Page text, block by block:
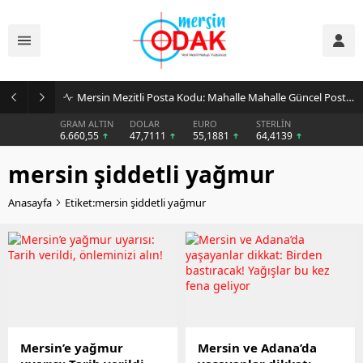
Mersin Mezitli Posta Kodu: Mahalle Mahalle Güncel Posta Kodu Rehberi
GRAM ALTIN
6.660,55
DOLAR
47,7111
EURO
55,1881
STERLİN
64,4139
mersin şiddetli yağmur
Anasayfa Etiket:mersin şiddetli yağmur
Mersin’e yağmur
Mersin ve Adana’da